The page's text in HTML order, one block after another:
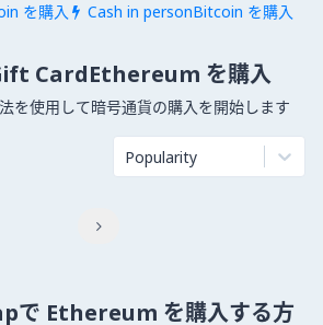
を購入  Cash in personBitcoin を購入
CardEthereum を購入
を使用して暗号通貨の購入を開始します
Popularity

で Ethereum を購入する方